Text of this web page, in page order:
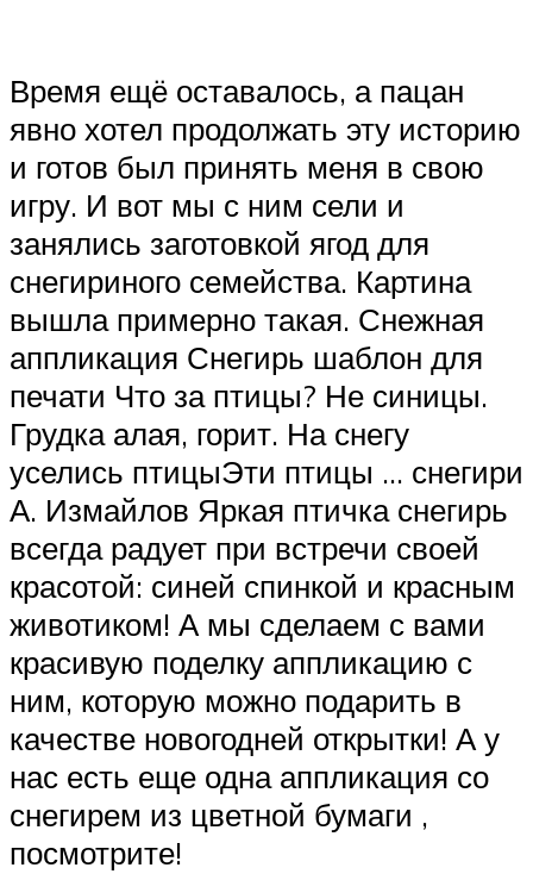
Время ещё оставалось, а пацан
явно хотел продолжать эту историю
и готов был принять меня в свою
игру. И вот мы с ним сели и
занялись заготовкой ягод для
снегириного семейства. Картина
вышла примерно такая. Снежная
аппликация Снегирь шаблон для
печати Что за птицы? Не синицы.
Грудка алая, горит. На снегу
уселись птицыЭти птицы … снегири
А. Измайлов Яркая птичка снегирь
всегда радует при встречи своей
красотой: синей спинкой и красным
животиком! А мы сделаем с вами
красивую поделку аппликацию с
ним, которую можно подарить в
качестве новогодней открытки! А у
нас есть еще одна аппликация со
снегирем из цветной бумаги ,
посмотрите!